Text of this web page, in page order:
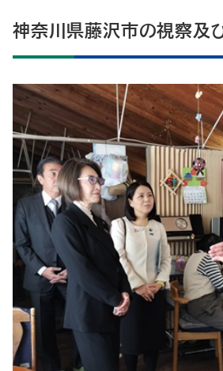
神奈川県藤沢市の視察及